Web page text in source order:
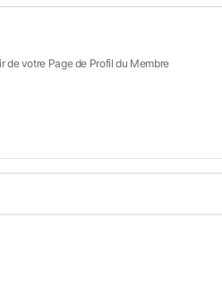
de votre Page de Profil du Membre